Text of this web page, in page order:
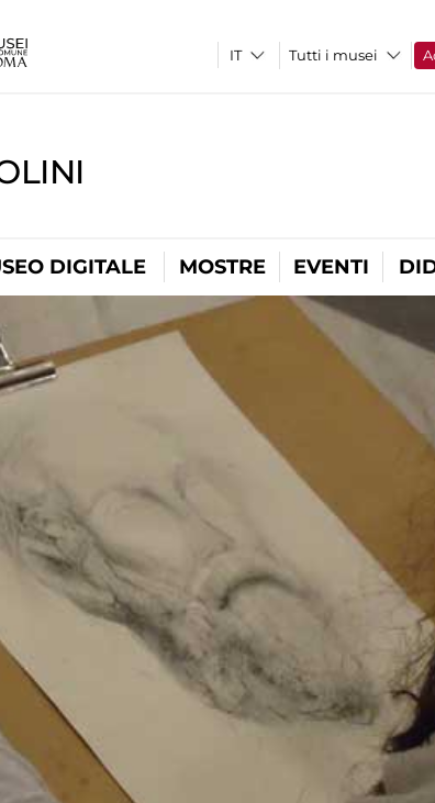
Tutti i musei
DIGITALE MOSTRE EVENTI